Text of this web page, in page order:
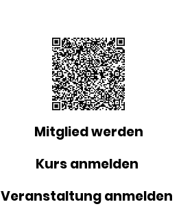
Bildungsplattform e.V.
Reutlingen
Mitglied werden
Kurs anmelden
Veranstaltung anmelden